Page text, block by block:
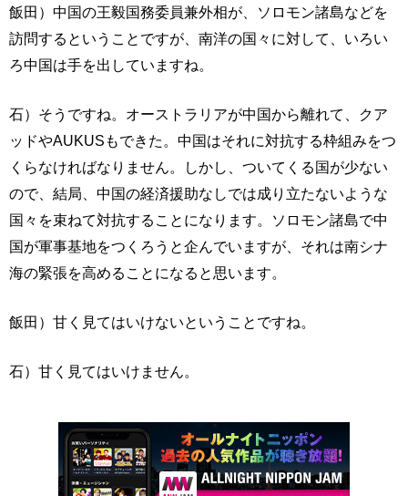
飯田）中国の王毅国務委員兼外相が、ソロモン諸島などを
訪問するということですが、南洋の国々に対して、いろい
ろ中国は手を出していますね。
石）そうですね。オーストラリアが中国から離れて、クア
ッドやAUKUSもできた。中国はそれに対抗する枠組みをつ
くらなければなりません。しかし、ついてくる国が少ない
ので、結局、中国の経済援助なしでは成り立たないような
国々を束ねて対抗することになります。ソロモン諸島で中
国が軍事基地をつくろうと企んでいますが、それは南シナ
海の緊張を高めることになると思います。
飯田）甘く見てはいけないということですね。
石）甘く見てはいけません。